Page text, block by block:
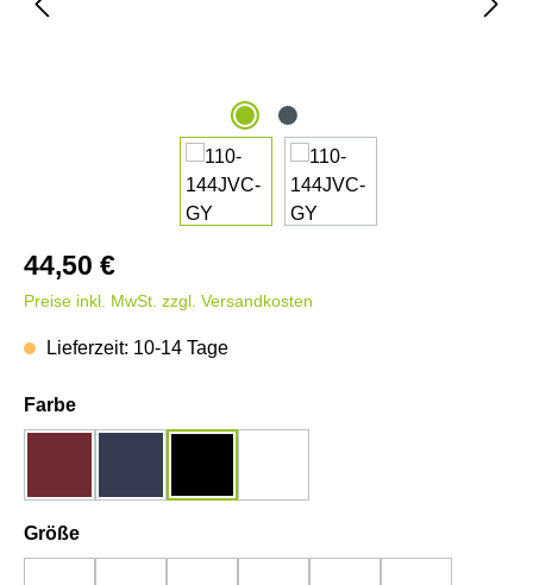
44,50 €
Preise inkl. MwSt. zzgl. Versandkosten
Lieferzeit: 10-14 Tage
Farbeauswählen
Größeauswählen